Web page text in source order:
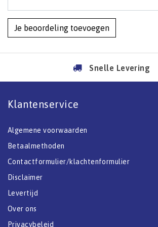
Je beoordeling toevoegen
Snelle Levering
Klantenservice
Algemene voorwaarden
Betaalmethoden
Contactformulier/klachtenformulier
Disclaimer
Levertijd
Over ons
Privacybeleid